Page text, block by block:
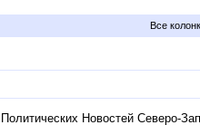
Все
Новостей Северо-